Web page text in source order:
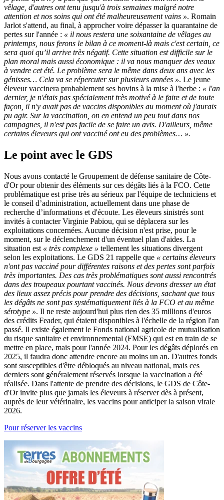
vêlage, d'autres ont tenu jusqu'à trois semaines malgré notre
attention et nos soins qui ont été malheureusement vains ». Romain
Jarlot s'attend, au final, à approcher voire dépasser la quarantaine de
pertes sur l'année : « il nous restera une soixantaine de vêlages au
printemps, nous ferons le bilan à ce moment-là mais c'est certain, ce
sera quoi qu’il arrive très négatif. Cette situation est difficile sur le
plan moral mais aussi économique : il va nous manquer des veaux
à vendre cet été. Le problème sera le même dans deux ans avec les
génisses… Cela va se répercuter sur plusieurs années ». Le jeune
éleveur vaccinera probablement ses bovins à la mise à l'herbe : « l'an
dernier, je n'étais pas spécialement très motivé à le faire et de toute
façon, il n'y avait pas de vaccins disponibles au moment où j'aurais
pu agir. Sur la vaccination, on en entend un peu tout dans nos
campagnes, il n'est pas facile de se faire un avis. D'ailleurs, même
certains éleveurs qui ont vacciné ont eu des problèmes… ».
Le point avec le GDS
Nous avons contacté le Groupement de défense sanitaire de Côte-
d'Or pour obtenir des éléments sur ces dégâts liés à la FCO. Cette
problématique est prise très au sérieux par l'équipe de techniciens et
le conseil d’administration, actuellement dans une phase de
recherche d’informations et d'écoute. Les éleveurs sinistrés sont
invités à contacter Virginie Pabiou, qui se déplacera sur les
exploitations concernées. Aucune décision n'est prise, pour le
moment, sur le déclenchement d'un éventuel plan d'aides. La
situation est « très complexe » tellement les situations divergent
selon les exploitations. Le GDS 21 rappelle que « certains éleveurs
n'ont pas vacciné pour différentes raisons et des pertes sont parfois
très importantes. Des cas très problématiques sont aussi rencontrés
dans des troupeaux pourtant vaccinés. Nous devons dresser un état
des lieux assez précis pour prendre des décisions, sachant que tous
les dégâts ne sont pas systématiquement liés à la FCO et au même
sérotype ». Il ne reste aujourd'hui plus rien des 35 millions d'euros
des crédits Feader, qui étaient disponibles à l'échelle de la région l'an
passé. Il existe également le Fonds national agricole de mutualisation
du risque sanitaire et environnemental (FMSE) qui est en train de se
mettre en place, mais pour l'année 2024. Pour les dégâts déplorés en
2025, il faudra donc attendre encore au moins un an. D'autres fonds
sont susceptibles d'être débloqués au niveau national, mais ces
derniers sont généralement réservés lorsque la vaccination a été
réalisée. Dans l'attente de prendre des décisions, le GDS de Côte-
d'Or invite plus que jamais les éleveurs à réserver dès à présent,
auprès de leur vétérinaire, les vaccins pour anticiper la saison virale
2026.
Pour réserver les vaccins